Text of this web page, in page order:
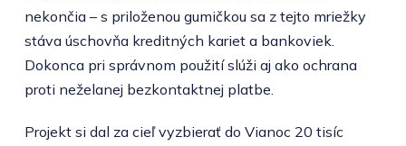
nekončia – s priloženou gumičkou sa z tejto mriežky
stáva úschovňa kreditných kariet a bankoviek.
Dokonca pri správnom použití slúži aj ako ochrana
proti neželanej bezkontaktnej platbe.
Projekt si dal za cieľ vyzbierať do Vianoc 20 tisíc